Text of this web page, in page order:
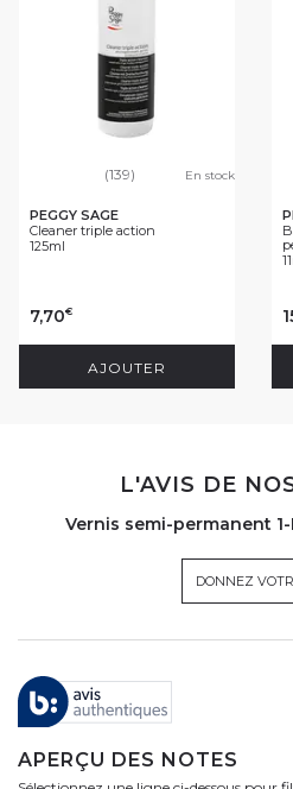
(139) En stock
PEGGY SAGE
Cleaner triple action
125ml
7,70€
AJOUTER
L'AVIS DE
Vernis semi-permanent
DONNEZ
APERÇU DES NOTES